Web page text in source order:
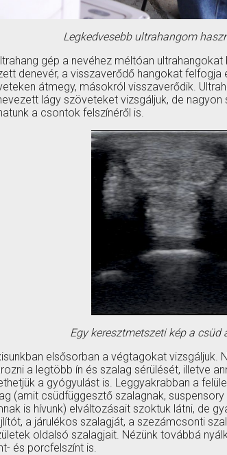
Legkedvesebb ultrahangom
gép a nevéhez méltóan
denevér, a visszaverődő hangokat felfogja
átmegy, másokról visszaverődik.
lágy szöveteket vizsgáljuk, de
a csontok felszínéről is.
Egy keresztmetszeti kép a csüd
elsősorban a végtagokat vizsgáljuk.
a legtöbb ín és szalag sérülését, illetve
a gyógyulást is. Leggyakrabban a
(amit csüdfüggesztő szalagnak,
is hívunk) elváltozásait szoktuk látni, de
a járulékos szalagját, a szezámcsonti
oldalsó szalagjait. Nézünk továbbá
és porcfelszínt is.